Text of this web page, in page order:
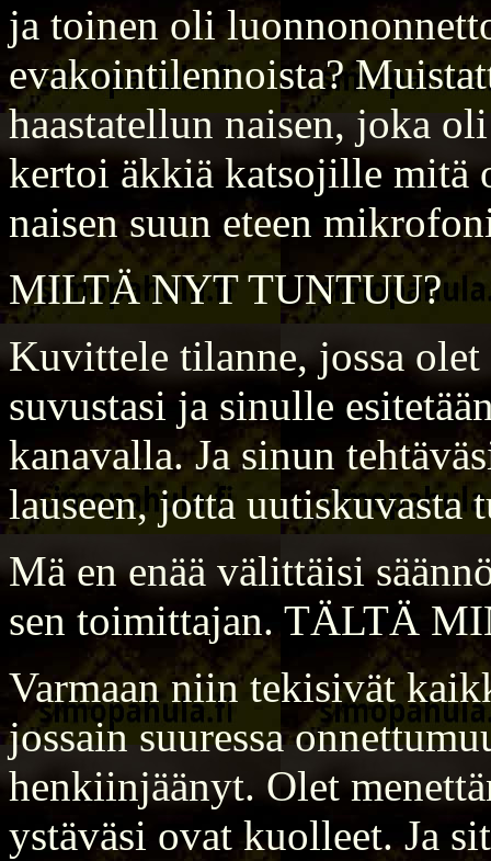
ja toinen oli
evakointilennoista?
haastatellun naisen, joka
kertoi äkkiä katsojille mitä
naisen suun eteen
MILTÄ NYT TUNTUU?
Kuvittele tilanne, jossa
suvustasi ja sinulle
kanavalla. Ja sinun
lauseen, jotta
Mä en enää välittäisi
sen toimittajan. TÄLTÄ
Varmaan niin tekisivät
jossain suuressa
henkiinjäänyt. Olet
ystäväsi ovat kuolleet. Ja